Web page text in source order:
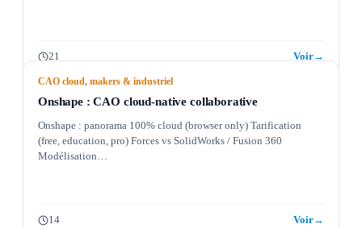
21 Voir→
CAO cloud, makers & industriel
Onshape : CAO cloud-native collaborative
Onshape : panorama 100% cloud (browser only) Tarification
(free, education, pro) Forces vs SolidWorks / Fusion 360
Modélisation…
14 Voir→